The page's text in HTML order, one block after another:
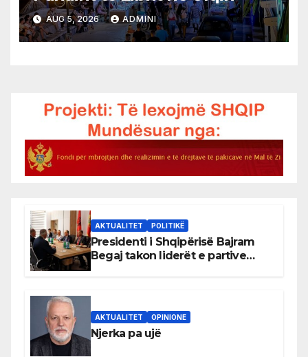
AUG 5, 2026 ADMINI
AKTUALITET POLITIKË
Presidenti i Shqipërisë Bajram
Begaj takon liderët e partive
AKTUALITET OPINIONE
Njerka pa ujë